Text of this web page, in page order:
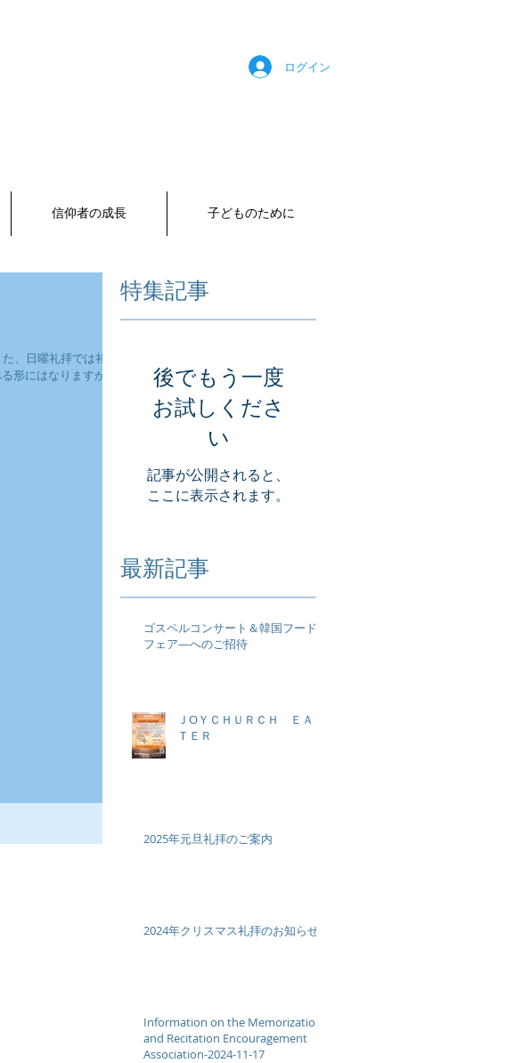
ログイン
信仰者の成長 子どものために
、日曜礼拝では礼拝
形にはなりますが、
特集記事
後でもう一度
お試しくださ
い
記事が公開されると、
ここに表示されます。
最新記事
ゴスペルコンサート＆韓国フード
フェア―へのご招待
ＪOＹＣＨＵＲＣＨ ＥＡＳ
ＴＥＲ
2025年元旦礼拝のご案内
2024年クリスマス礼拝のお知らせ
Information on the Memorization
and Recitation Encouragement
Association-2024-11-17